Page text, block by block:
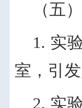
（五
1. 实
室，引
2. 实